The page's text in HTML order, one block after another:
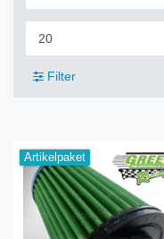
Filter
Artikelpaket